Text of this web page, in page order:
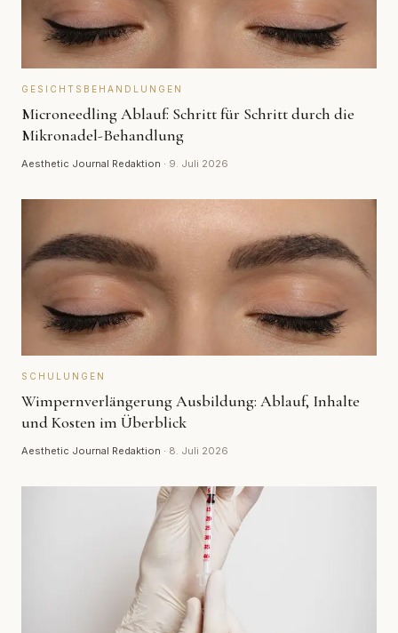
GESICHTSBEHANDLUNGEN
Microneedling Ablauf: Schritt für Schritt durch die
Mikronadel-Behandlung
Aesthetic Journal Redaktion · 9. Juli 2026
SCHULUNGEN
Wimpernverlängerung Ausbildung: Ablauf, Inhalte
und Kosten im Überblick
Aesthetic Journal Redaktion · 8. Juli 2026